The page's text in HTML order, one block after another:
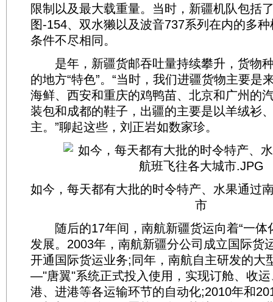
限制以及最大载重量。当时，新疆机队包括
图-154、双水獭以及波音737系列在内的多
条件不尽相同。
是年，新疆货邮吞吐量持续攀升，货物
的地方“特色”。“当时，我们进疆货物主要是
海鲜、西安和重庆的鸡鸭苗、北京和广州的
装包和成都的鞋子，出疆的主要是以羊绒衫
主。”聊起这些，刘正岩如数家珍。
如今，每天都有大批的时令特产、水果通过
市
随后的17年间，南航新疆货运向着“一体
发展。2003年，南航新疆分公司成立国际货
开通国际货运业务;同年，南航自主研发的大
—"唐翼"系统正式投入使用，实现订舱、收
港、进港等各运输环节的自动化;2010年和